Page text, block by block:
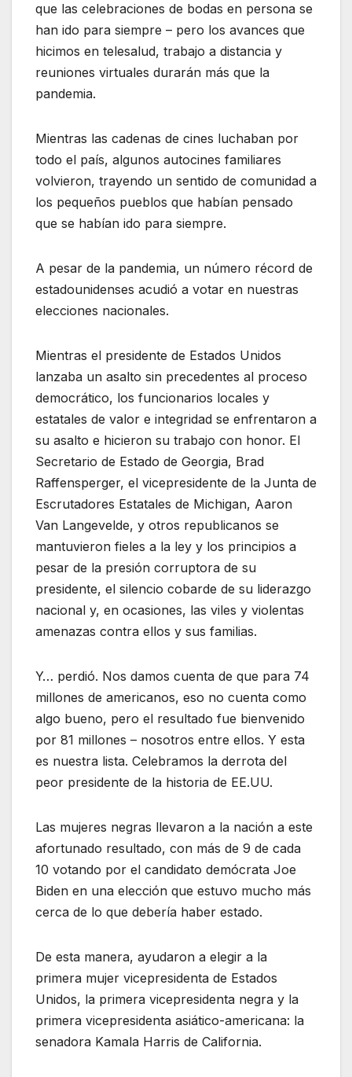
que las celebraciones de bodas en persona se
han ido para siempre – pero los avances que
hicimos en telesalud, trabajo a distancia y
reuniones virtuales durarán más que la
pandemia.
Mientras las cadenas de cines luchaban por
todo el país, algunos autocines familiares
volvieron, trayendo un sentido de comunidad a
los pequeños pueblos que habían pensado
que se habían ido para siempre.
A pesar de la pandemia, un número récord de
estadounidenses acudió a votar en nuestras
elecciones nacionales.
Mientras el presidente de Estados Unidos
lanzaba un asalto sin precedentes al proceso
democrático, los funcionarios locales y
estatales de valor e integridad se enfrentaron a
su asalto e hicieron su trabajo con honor. El
Secretario de Estado de Georgia, Brad
Raffensperger, el vicepresidente de la Junta de
Escrutadores Estatales de Michigan, Aaron
Van Langevelde, y otros republicanos se
mantuvieron fieles a la ley y los principios a
pesar de la presión corruptora de su
presidente, el silencio cobarde de su liderazgo
nacional y, en ocasiones, las viles y violentas
amenazas contra ellos y sus familias.
Y… perdió. Nos damos cuenta de que para 74
millones de americanos, eso no cuenta como
algo bueno, pero el resultado fue bienvenido
por 81 millones – nosotros entre ellos. Y esta
es nuestra lista. Celebramos la derrota del
peor presidente de la historia de EE.UU.
Las mujeres negras llevaron a la nación a este
afortunado resultado, con más de 9 de cada
10 votando por el candidato demócrata Joe
Biden en una elección que estuvo mucho más
cerca de lo que debería haber estado.
De esta manera, ayudaron a elegir a la
primera mujer vicepresidenta de Estados
Unidos, la primera vicepresidenta negra y la
primera vicepresidenta asiático-americana: la
senadora Kamala Harris de California.